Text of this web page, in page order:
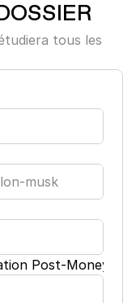
tous les
Post-Money